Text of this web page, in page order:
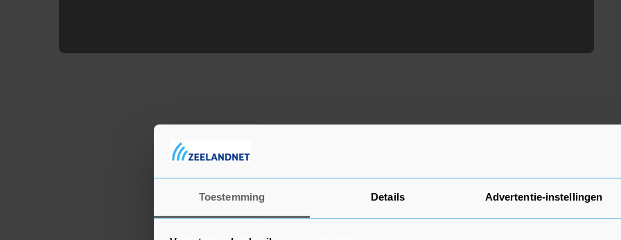
Toestemming Details Advertentie-instellingen